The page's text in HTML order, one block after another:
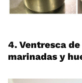
4. Ventresca
marinadas y